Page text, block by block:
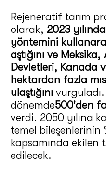
Rejeneratif tarım
olarak, 2023
yöntemini
aştığını ve
Devletleri, Kanada
hektardan fazla
ulaştığını
dönemde500'den
verdi. 2050 yılına
temel bileşenlerinin
kapsamında
edilecek.